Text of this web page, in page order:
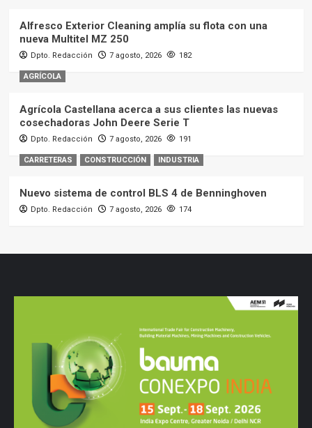
Alfresco Exterior Cleaning amplía su flota con una
nueva Multitel MZ 250
Dpto. Redacción 7 agosto, 2026 182
AGRÍCOLA
Agrícola Castellana acerca a sus clientes las nuevas
cosechadoras John Deere Serie T
Dpto. Redacción 7 agosto, 2026 191
CARRETERAS CONSTRUCCIÓN INDUSTRIA
Nuevo sistema de control BLS 4 de Benninghoven
Dpto. Redacción 7 agosto, 2026 174